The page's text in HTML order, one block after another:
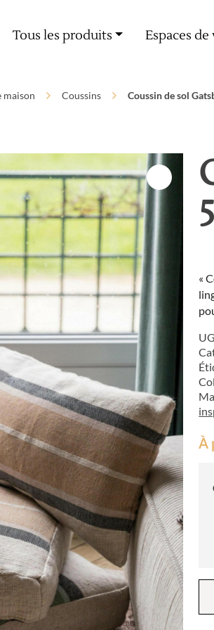
Tous les produits Espaces de
maison Coussins Coussin de sol
«
À